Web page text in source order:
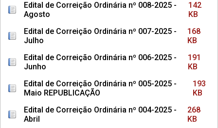
Edital de Correição Ordinária nº 008-2025 -
Agosto
142
KB
Edital de Correição Ordinária nº 007-2025 -
Julho
168
KB
Edital de Correição Ordinária nº 006-2025 -
Junho
191
KB
Edital de Correição Ordinária nº 005-2025 -
Maio REPUBLICAÇÃO
193
KB
Edital de Correição Ordinária nº 004-2025 -
Abril
268
KB